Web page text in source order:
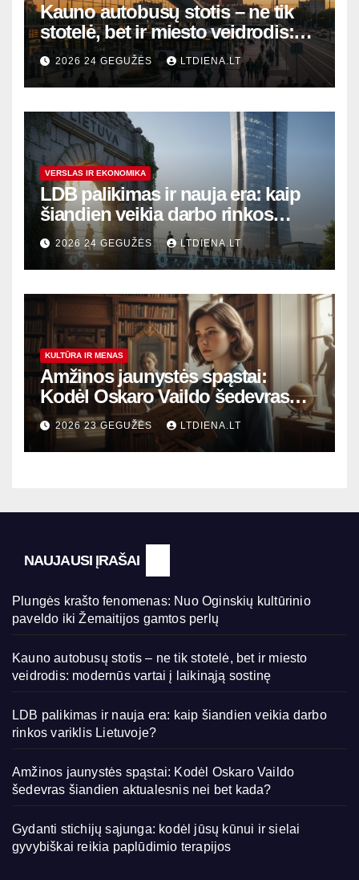
Kauno autobusų stotis – ne tik
stotelė, bet ir miesto veidrodis:
modernūs vartai į laikinąją
sostinę
2026 24 GEGUŽĖS LTDIENA.LT
VERSLAS IR EKONOMIKA
LDB palikimas ir nauja era: kaip
šiandien veikia darbo rinkos
variklis Lietuvoje?
2026 24 GEGUŽĖS LTDIENA.LT
KULTŪRA IR MENAS
Amžinos jaunystės spąstai:
Kodėl Oskaro Vaildo šedevras
šiandien aktualesnis nei bet
kada?
2026 23 GEGUŽĖS LTDIENA.LT
NAUJAUSI ĮRAŠAI
Plungės krašto fenomenas: Nuo Oginskių kultūrinio
paveldo iki Žemaitijos gamtos perlų
Kauno autobusų stotis – ne tik stotelė, bet ir miesto
veidrodis: modernūs vartai į laikinąją sostinę
LDB palikimas ir nauja era: kaip šiandien veikia darbo
rinkos variklis Lietuvoje?
Amžinos jaunystės spąstai: Kodėl Oskaro Vaildo
šedevras šiandien aktualesnis nei bet kada?
Gydanti stichijų sąjunga: kodėl jūsų kūnui ir sielai
gyvybiškai reikia paplūdimio terapijos